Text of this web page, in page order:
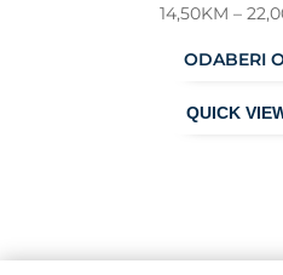
14,50KM –
ODABERI
product